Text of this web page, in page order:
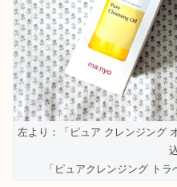
左より：「ピュア クレンジング
「ピュアクレンジング トラ